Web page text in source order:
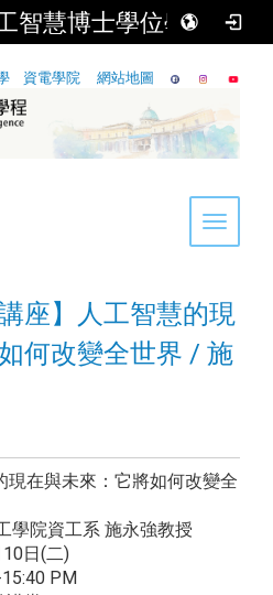
智慧博士學位學程
資電學院 網站地圖
Toggle
座】人工智慧的現
何改變全世界 / 施
在與未來：它將如何改變全
學院資工系 施永強教授
日(二)
PM